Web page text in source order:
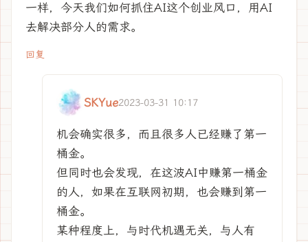
一样，今天我们如何抓住AI这个创业风口，用AI
去解决部分人的需求。
回复
SKYue2023-03-31 10:17
机会确实很多，而且很多人已经赚了第一
桶金。
但同时也会发现，在这波AI中赚第一桶金
的人，如果在互联网初期，也会赚到第一
桶金。
某种程度上，与时代机遇无关，与人有